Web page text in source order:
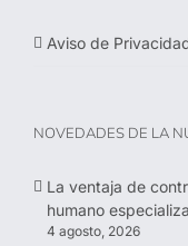
Aviso de
NOVEDADES DE LA
La ventaja de
humano
4 agosto, 2026